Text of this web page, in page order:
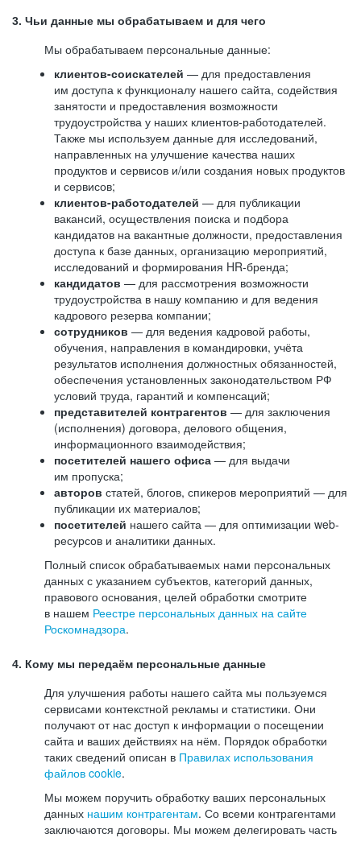
3. Чьи данные мы обрабатываем и для чего
Мы обрабатываем персональные данные:
клиентов-соискателей — для предоставления
им доступа к функционалу нашего сайта, содействия
занятости и предоставления возможности
трудоустройства у наших клиентов-работодателей.
Также мы используем данные для исследований,
направленных на улучшение качества наших
продуктов и сервисов и/или создания новых продуктов
и сервисов;
клиентов-работодателей — для публикации
вакансий, осуществления поиска и подбора
кандидатов на вакантные должности, предоставления
доступа к базе данных, организацию мероприятий,
исследований и формирования HR-бренда;
кандидатов — для рассмотрения возможности
трудоустройства в нашу компанию и для ведения
кадрового резерва компании;
сотрудников — для ведения кадровой работы,
обучения, направления в командировки, учёта
результатов исполнения должностных обязанностей,
обеспечения установленных законодательством РФ
условий труда, гарантий и компенсаций;
представителей контрагентов — для заключения
(исполнения) договора, делового общения,
информационного взаимодействия;
посетителей нашего офиса — для выдачи
им пропуска;
авторов статей, блогов, спикеров мероприятий — для
публикации их материалов;
посетителей нашего сайта — для оптимизации web-
ресурсов и аналитики данных.
Полный список обрабатываемых нами персональных
данных с указанием субъектов, категорий данных,
правового основания, целей обработки смотрите
в нашем Реестре персональных данных на сайте
Роскомнадзора.
4. Кому мы передаём персональные данные
Для улучшения работы нашего сайта мы пользуемся
сервисами контекстной рекламы и статистики. Они
получают от нас доступ к информации о посещении
сайта и ваших действиях на нём. Порядок обработки
таких сведений описан в Правилах использования
файлов cookie.
Мы можем поручить обработку ваших персональных
данных нашим контрагентам. Со всеми контрагентами
заключаются договоры. Мы можем делегировать часть